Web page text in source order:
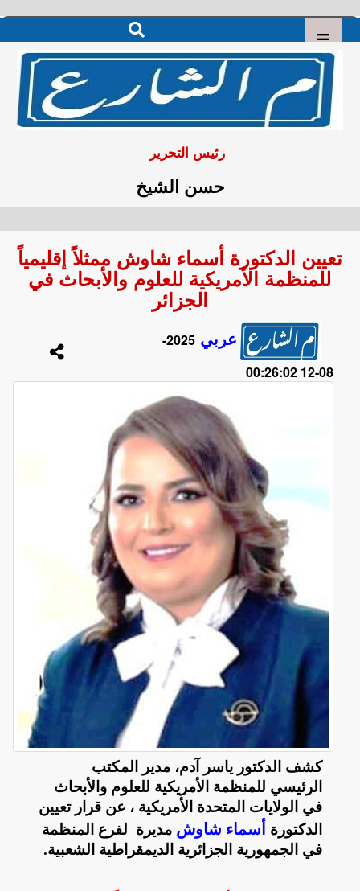
رئيس التحرير
حسن الشيخ
تعيين الدكتورة أسماء شاوش ممثلاً إقليمياً
للمنظمة الأمريكية للعلوم والأبحاث في
الجزائر
عربي
2025-
08-12 00:26:02
كشف الدكتور ياسر آدم، مدير المكتب
الرئيسي للمنظمة الأمريكية للعلوم والأبحاث
في الولايات المتحدة الأمريكية ، عن قرار تعيين
الدكتورة
أسماء شاوش مديرة لفرع المنظمة
في الجمهورية الجزائرية الديمقراطية الشعبية.